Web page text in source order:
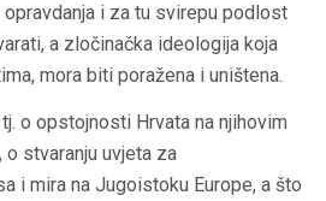
i za tu svirepu podlost
a zločinačka ideologija koja
mora biti poražena i uništena.
o opstojnosti Hrvata na njihovim
stvaranju uvjeta za
i mira na Jugoistoku Europe, a što